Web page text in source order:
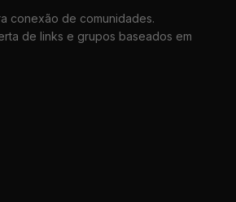
conexão de comunidades.
de links e grupos baseados em